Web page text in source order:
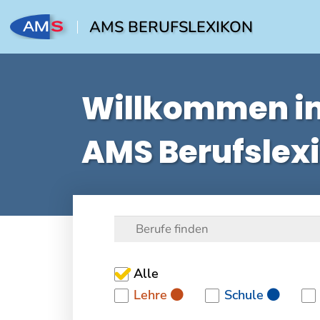
AMS BERUFSLEXIKON
Willkommen
AMS
Alle
Lehre
Schule